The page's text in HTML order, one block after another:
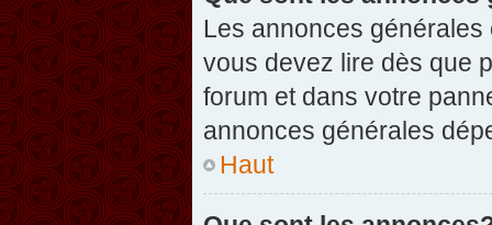
Les annonces
vous devez lire dès que
forum et dans votre
annonces générales
Haut